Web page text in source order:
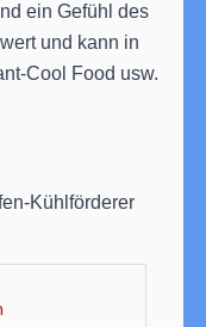
ein Gefühl des
und kann in
Cool Food usw.
Kühlförderer